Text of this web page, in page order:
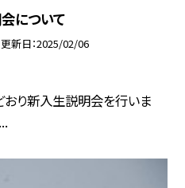
について
更新日 2025/02/06
おり新入生説明会を行いま